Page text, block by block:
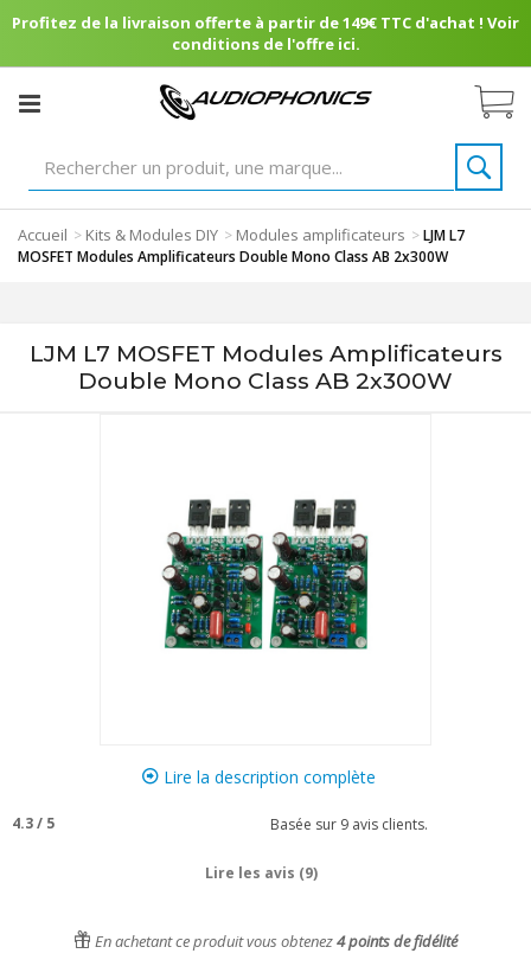
Profitez de la livraison offerte à partir de 149€ TTC d'achat ! Voir
conditions de l'offre ici.
Accueil > Kits & Modules DIY > Modules amplificateurs >LJM L7
MOSFET Modules Amplificateurs Double Mono Class AB 2x300W
LJM L7 MOSFET Modules Amplificateurs
Double Mono Class AB 2x300W
Lire la description complète
4.3/ 5 Basée sur 9 avis clients.
Lire les avis (9)
En achetant ce produit vous obtenez4points de fidélité